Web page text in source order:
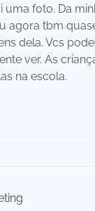
uma foto. Da
agora tbm
dela. Vcs
ver. As
na escola.